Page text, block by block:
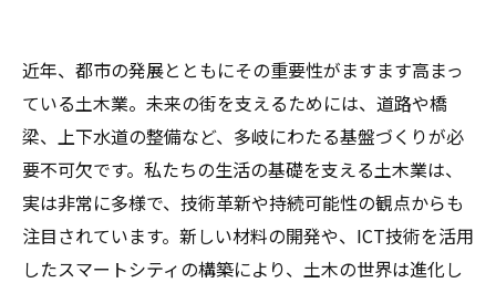
近年、都市の発展とともにその重要性がますます高まっ
ている土木業。未来の街を支えるためには、道路や橋
梁、上下水道の整備など、多岐にわたる基盤づくりが必
要不可欠です。私たちの生活の基礎を支える土木業は、
実は非常に多様で、技術革新や持続可能性の観点からも
注目されています。新しい材料の開発や、ICT技術を活用
したスマートシティの構築により、土木の世界は進化し